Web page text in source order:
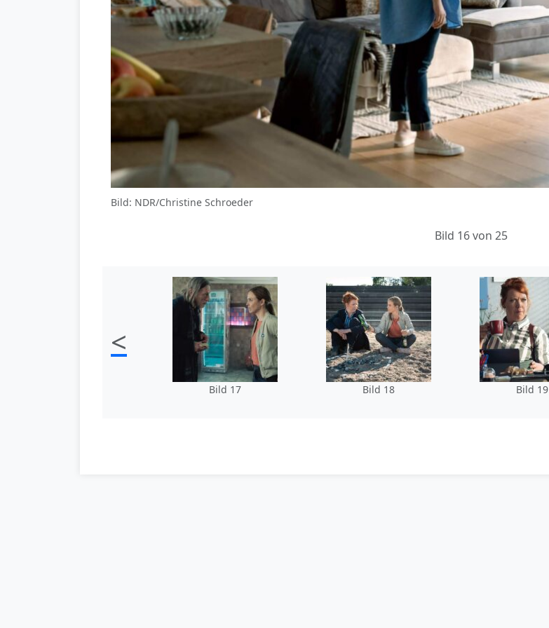
Bild: NDR/Christine Schroeder
Bild 16 von 25
<
Bild 17 Bild 18 Bild 19